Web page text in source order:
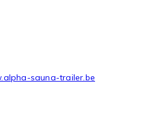
sauna-trailer.be